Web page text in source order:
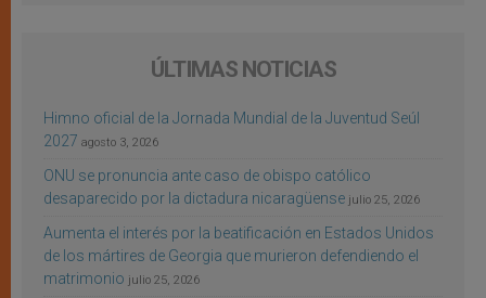
ÚLTIMAS NOTICIAS
Himno oficial de la Jornada Mundial de la Juventud Seúl
2027 agosto 3, 2026
ONU se pronuncia ante caso de obispo católico
desaparecido por la dictadura nicaragüense julio 25, 2026
Aumenta el interés por la beatificación en Estados Unidos
de los mártires de Georgia que murieron defendiendo el
matrimonio julio 25, 2026